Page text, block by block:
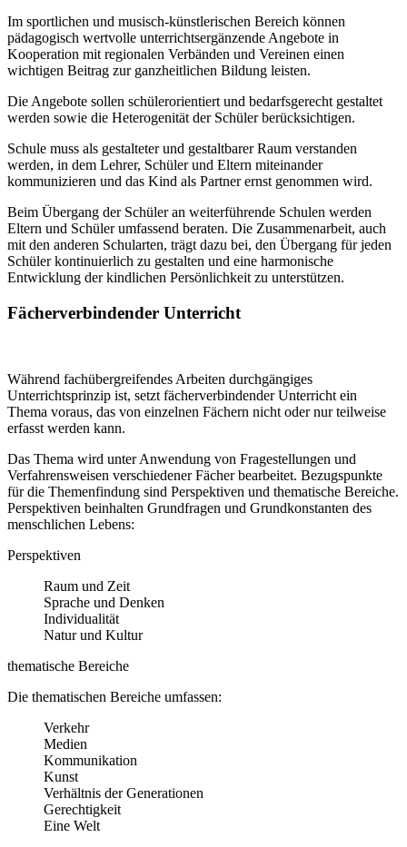
Im sportlichen und musisch-künstlerischen Bereich können
pädagogisch wertvolle unterrichtsergänzende Angebote in
Kooperation mit regionalen Verbänden und Vereinen einen
wichtigen Beitrag zur ganzheitlichen Bildung leisten.
Die Angebote sollen schülerorientiert und bedarfsgerecht gestaltet
werden sowie die Heterogenität der Schüler berücksichtigen.
Schule muss als gestalteter und gestaltbarer Raum verstanden
werden, in dem Lehrer, Schüler und Eltern miteinander
kommunizieren und das Kind als Partner ernst genommen wird.
Beim Übergang der Schüler an weiterführende Schulen werden
Eltern und Schüler umfassend beraten. Die Zusammenarbeit, auch
mit den anderen Schularten, trägt dazu bei, den Übergang für jeden
Schüler kontinuierlich zu gestalten und eine harmonische
Entwicklung der kindlichen Persönlichkeit zu unterstützen.
Fächerverbindender Unterricht
Während fachübergreifendes Arbeiten durchgängiges
Unterrichtsprinzip ist, setzt fächerverbindender Unterricht ein
Thema voraus, das von einzelnen Fächern nicht oder nur teilweise
erfasst werden kann.
Das Thema wird unter Anwendung von Fragestellungen und
Verfahrensweisen verschiedener Fächer bearbeitet. Bezugspunkte
für die Themenfindung sind Perspektiven und thematische Bereiche.
Perspektiven beinhalten Grundfragen und Grundkonstanten des
menschlichen Lebens:
Perspektiven
Raum und Zeit
Sprache und Denken
Individualität
Natur und Kultur
thematische Bereiche
Die thematischen Bereiche umfassen:
Verkehr
Medien
Kommunikation
Kunst
Verhältnis der Generationen
Gerechtigkeit
Eine Welt